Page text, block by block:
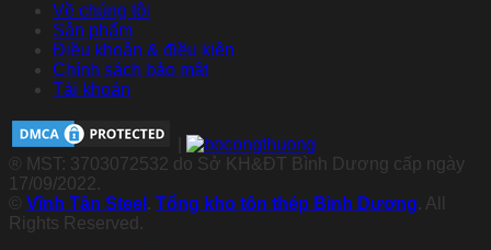
Về chúng tôi
Sản phẩm
Điều khoản & điều kiện
Chính sách bảo mật
Tài khoản
® MST: 3703072532 do Sở KH&ĐT Bình Dương cấp ngày
17/09/2022.
© Vĩnh Tân Steel . Tổng kho tôn thép Bình Dương. All
Rights Reserved.